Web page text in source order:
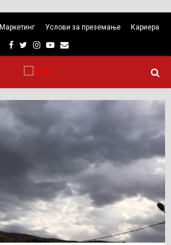
Маркетинг Услови за преземање Кариера
Facebook
TwitterInstagram
Youtube
Email